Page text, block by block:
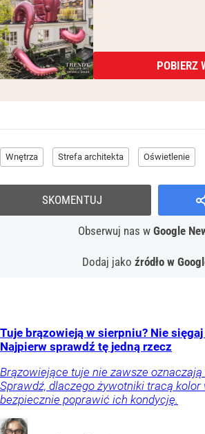
POBIERZ
Wnętrza Strefa architekta Oświetlenie
Obserwuj nas w Google
Dodaj jako źródło w
SKOMENTUJ
Tuje brązowieją w sierpniu? Nie
Najpierw sprawdź tę jedną rzecz
Brązowiejące tuje nie zawsze oznaczają
Sprawdź, dlaczego żywotniki tracą kolor
bezpiecznie poprawić ich kondycję.